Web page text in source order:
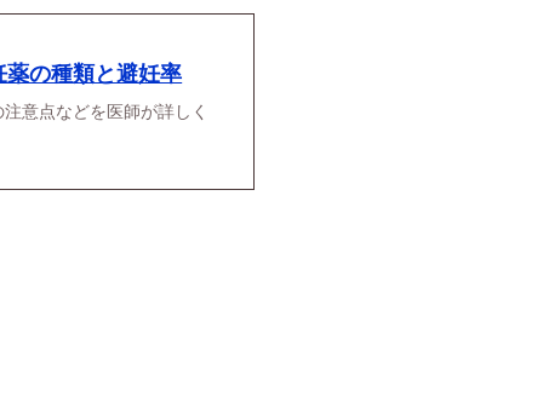
の種類と避妊率
意点などを医師が詳しく